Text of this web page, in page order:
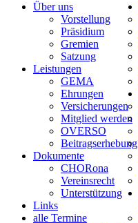
Über uns
Vorstellung
Präsidium
Gremien
Satzung
Leistungen
GEMA
Ehrungen
Versicherungen
Mitglied werden
OVERSO
Beitragserhebung
Dokumente
CHORona
Vereinsrecht
Unterstützung
Links
alle Termine